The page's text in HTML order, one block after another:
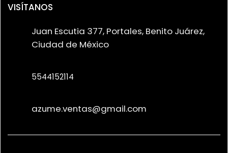
VISÍTANOS
Juan Escutia 377, Portales, Benito Juárez,
Ciudad de México
5544152114
azume.ventas@gmail.com